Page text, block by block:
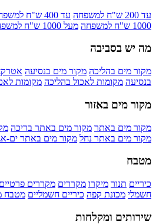
עד 200 ש"ח למשפחה עד 400 ש"ח למשפחה
1000 ש"ח למשפחה
מעל 1000 ש"ח למשפחה
מה יש בסביבה
מקור מים בהליכה מקור מים בנסיעה
בנסיעה מקומות לאכול בהליכה מקומות
מקור מים באזור
מקור מים באתר מקור מים באתר בריכה
מקור מים באתר נחל מקור מים באתר ים-
מטבח
כיריים תנור מיקרו מקררים מקררים פרטיים
חשמלי מכונת קפה כיריים חשמליים מטבח
שירותים ומקלחות